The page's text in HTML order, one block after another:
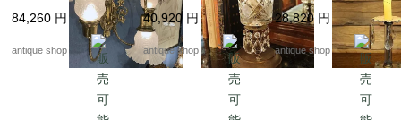
arm frosted glass
84,260 円
antique shop at's
40,920 円
antique shop at's
テーブルランプ【LED
球付き】
28,820 円
antique shop at's